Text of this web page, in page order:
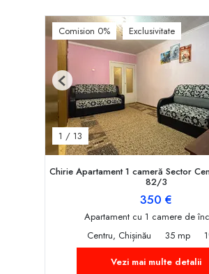
Comision 0% Exclusivitate
1 / 13
Previous
Chirie Apartament 1 cameră Sector
82/3
350 €
Apartament cu 1 camere de
Centru, Chișinău
35 mp
Vezi mai multe detalii